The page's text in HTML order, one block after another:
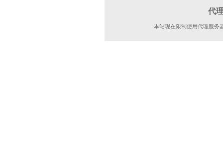
代
本站现在限制使用代理服务